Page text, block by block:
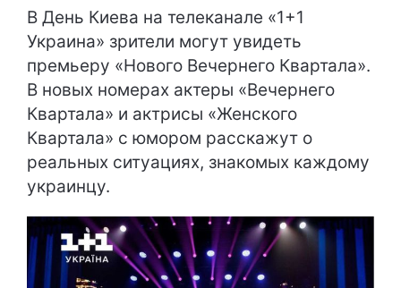
В День Киева на телеканале «1+1
Украина» зрители могут увидеть
премьеру «Нового Вечернего Квартала».
В новых номерах актеры «Вечернего
Квартала» и актрисы «Женского
Квартала» с юмором расскажут о
реальных ситуациях, знакомых каждому
украинцу.